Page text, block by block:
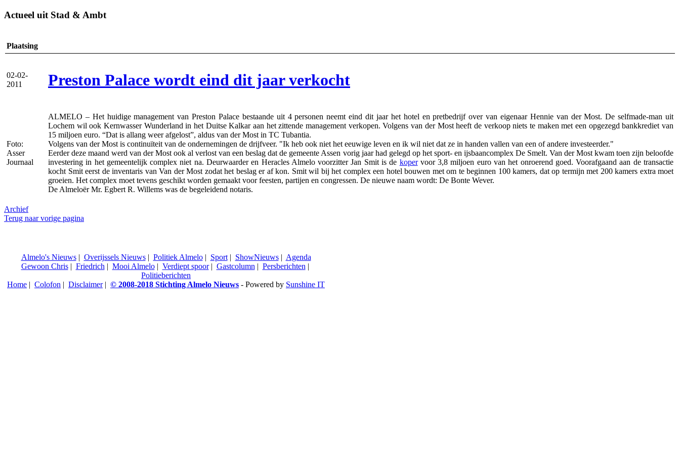
Actueel uit Stad & Ambt
Plaatsing
02-02-
2011
Preston Palace wordt eind dit jaar verkocht
Foto:
Asser
Journaal
ALMELO – Het huidige management van Preston Palace bestaande uit 4 personen neemt eind dit jaar het hotel en pretbedrijf over van eigenaar Hennie van der Most. De selfmade-man uit
Lochem wil ook Kernwasser Wunderland in het Duitse Kalkar aan het zittende management verkopen. Volgens van der Most heeft de verkoop niets te maken met een opgezegd bankkrediet van
15 miljoen euro. “Dat is allang weer afgelost”, aldus van der Most in TC Tubantia.
Volgens van der Most is continuïteit van de ondernemingen de drijfveer. "Ik heb ook niet het eeuwige leven en ik wil niet dat ze in handen vallen van een of andere investeerder."
Eerder deze maand werd van der Most ook al verlost van een beslag dat de gemeente Assen vorig jaar had gelegd op het sport- en ijsbaancomplex De Smelt. Van der Most kwam toen zijn beloofde
investering in het gemeentelijk complex niet na. Deurwaarder en Heracles Almelo voorzitter Jan Smit is de kopervoor 3,8 miljoen euro van het onroerend goed. Voorafgaand aan de transactie
kocht Smit eerst de inventaris van Van der Most zodat het beslag er af kon. Smit wil bij het complex een hotel bouwen met om te beginnen 100 kamers, dat op termijn met 200 kamers extra moet
groeien. Het complex moet tevens geschikt worden gemaakt voor feesten, partijen en congressen. De nieuwe naam wordt: De Bonte Wever.
De Almeloër Mr. Egbert R. Willems was de begeleidend notaris.
Archief
Terug naar vorige pagina
Almelo's Nieuws| Overijssels Nieuws| Politiek Almelo| Sport| ShowNieuws| Agenda
Gewoon Chris| Friedrich| Mooi Almelo| Verdiept spoor| Gastcolumn| Persberichten|
Politieberichten
Home | Colofon | Disclaimer| © 2008-2018 Stichting Almelo Nieuws - Powered by Sunshine IT